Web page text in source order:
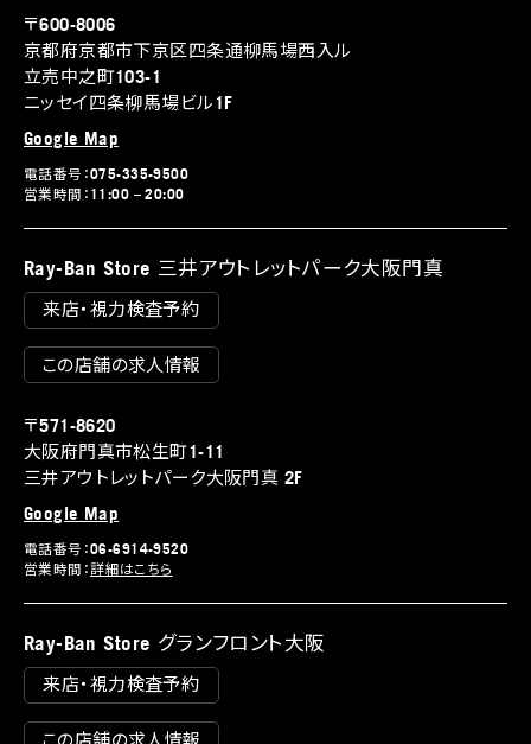
〒600-8006
京都府京都市下京区四条通柳馬場西入ル
立売中之町103-1
ニッセイ四条柳馬場ビル1F
Google Map
電話番号：075-335-9500
営業時間：11:00 – 20:00
Ray-Ban Store 三井アウトレットパーク大阪門真
来店・視力検査予約
この店舗の求人情報
〒571-8620
大阪府門真市松生町1-11
三井アウトレットパーク大阪門真 2F
Google Map
電話番号：06-6914-9520
営業時間：詳細はこちら
Ray-Ban Store グランフロント大阪
来店・視力検査予約